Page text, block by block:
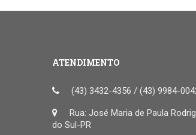
ATENDIMENTO
(43) 3432-4356 / (43) 9984-
Rua: José Maria de Paula
do Sul-PR